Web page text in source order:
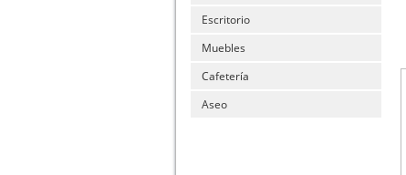
Escritorio
Muebles
Cafetería
Aseo